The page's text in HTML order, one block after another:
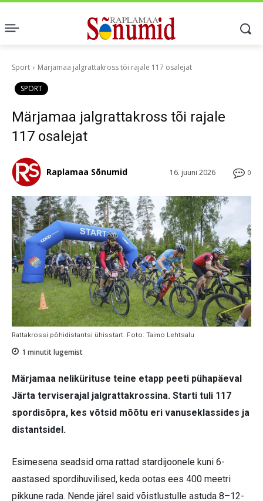
Sport Märjamaa jalgrattakross tõi rajale 117 osalejat
SPORT
Märjamaa jalgrattakross tõi rajale
117 osalejat
0
16. juuni 2026
Raplamaa Sõnumid
Rattakrossi põhidistantsi ühisstart. Foto: Taimo Lehtsalu
1 minutit lugemist
Märjamaa nelikürituse teine etapp peeti pühapäeval
Järta terviserajal jalgrattakrossina. Starti tuli 117
spordisõpra, kes võtsid mõõtu eri vanuseklassides ja
distantsidel.
Esimesena seadsid oma rattad stardijoonele kuni 6-
aastased spordihuvilised, keda ootas ees 400 meetri
pikkune rada. Nende järel said võistlustulle astuda 8–12-